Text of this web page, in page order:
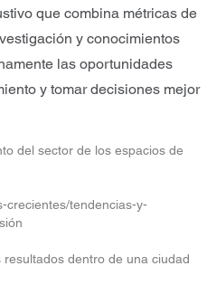
que combina métricas de
y conocimientos
las oportunidades
y tomar decisiones mejor
del sector de los espacios de
crecientes/tendencias-y-
dentro de una ciudad